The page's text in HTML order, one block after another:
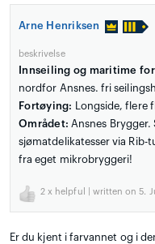
Arne Henriksen
beskrivelse
Innseiling og maritime
nordfor Ansnes. fri
Fortøying:
Longside, flere
Området: Ansnes
sjømatdelikatesser via Rib-
fra eget mikrobryggeri!
2 x helpful | written on 5.
Er du kjent i farvannet og i